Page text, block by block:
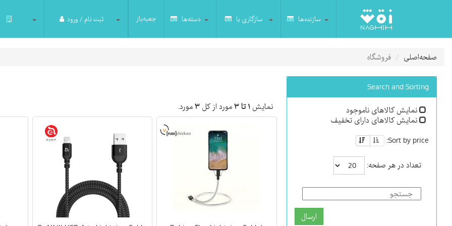
سازنده‌ها سازگاری با دسته‌ها جعبه‌باز ثبت نام / ورود
صفحه‌اصلی فروشگاه
Search and Sorting
نمایش کالاهای ناموجود
نمایش کالاهای دارای تخفیف
Sort by price:
تعداد در هر صفحه:
ارسال
نمایش۱ تا ۳ مورد از کل۳ مورد.